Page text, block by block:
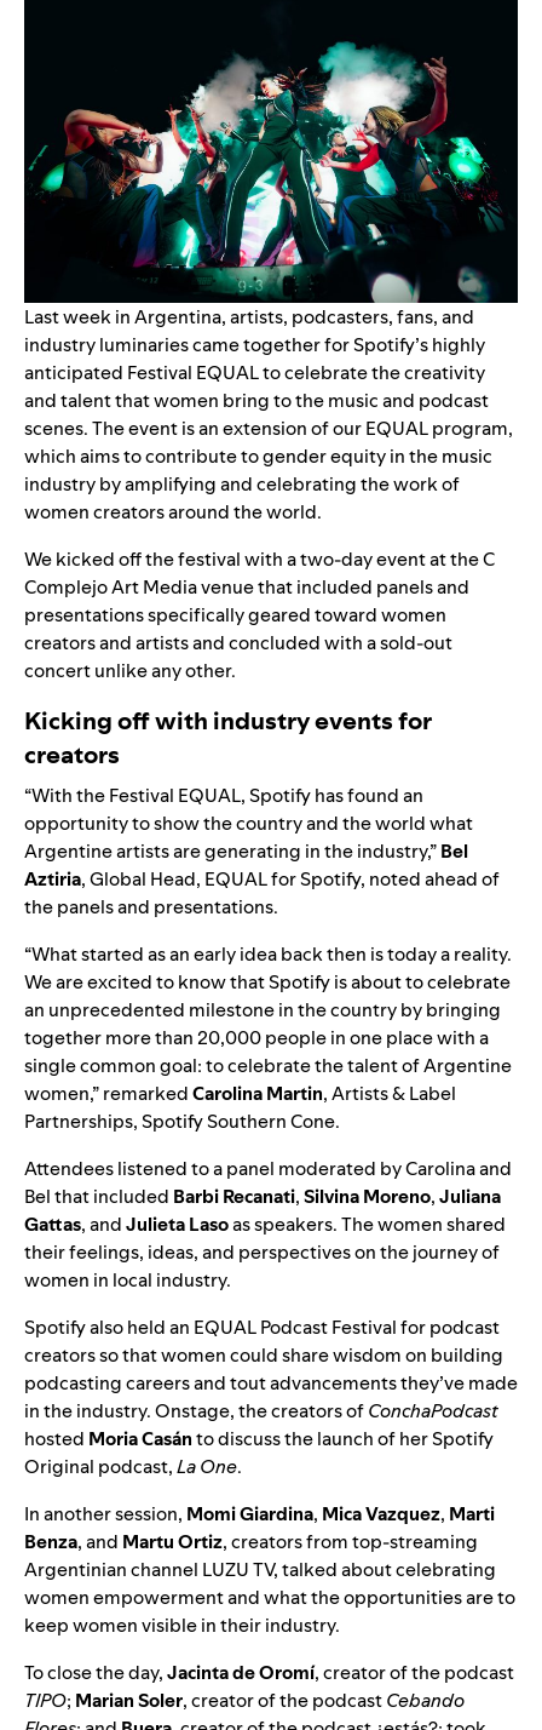
Last week in Argentina, artists, podcasters, fans, and
industry luminaries came together for Spotify’s highly
anticipated Festival EQUALto celebrate the creativity
and talent that women bring to the music and podcast
scenes. The event is an extension of our EQUAL program,
whichaims to contribute to gender equity in the music
industry by amplifying and celebrating the work of
women creators around the world.
We kicked off the festival with a two-day event at the C
Complejo Art Media venue that included panels and
presentations specifically geared toward women
creators and artists and concluded with a sold-out
concert unlike any other.
Kicking off with industry events for
creators
“With the Festival EQUAL, Spotify has found an
opportunity to show the country and the world what
Argentine artists are generating in the industry,”Bel
Aztiria, Global Head, EQUAL for Spotify, noted ahead of
the panels and presentations.
“What started as an early idea back then is today a reality.
We are excited to know that Spotify is about to celebrate
an unprecedented milestone in the country by bringing
together more than 20,000 people in one place with a
single common goal: to celebrate the talent of Argentine
women,” remarkedCarolina Martin, Artists & Label
Partnerships, Spotify Southern Cone.
Attendees listened to a panel moderated by Carolina and
Bel that included Barbi Recanati,Silvina Moreno,Juliana
Gattas, andJulieta Lasoas speakers. The women shared
their feelings, ideas, and perspectives on the journey of
women in local industry.
Spotify also held an EQUAL Podcast Festival for podcast
creators so that women could share wisdom on building
podcasting careers and tout advancements they’ve made
in the industry. Onstage, the creators ofConchaPodcast
hosted Moria Casánto discuss the launch of her Spotify
Original podcast,La One.
In another session, Momi Giardina, Mica Vazquez, Marti
Benza, and Martu Ortiz, creators from top-streaming
Argentinian channel LUZU TV, talked about celebrating
women empowerment and what the opportunities are to
keep women visible in their industry.
To close the day,Jacinta de Oromí, creator of the podcast
TIPO; Marian Soler, creator of the podcastCebando